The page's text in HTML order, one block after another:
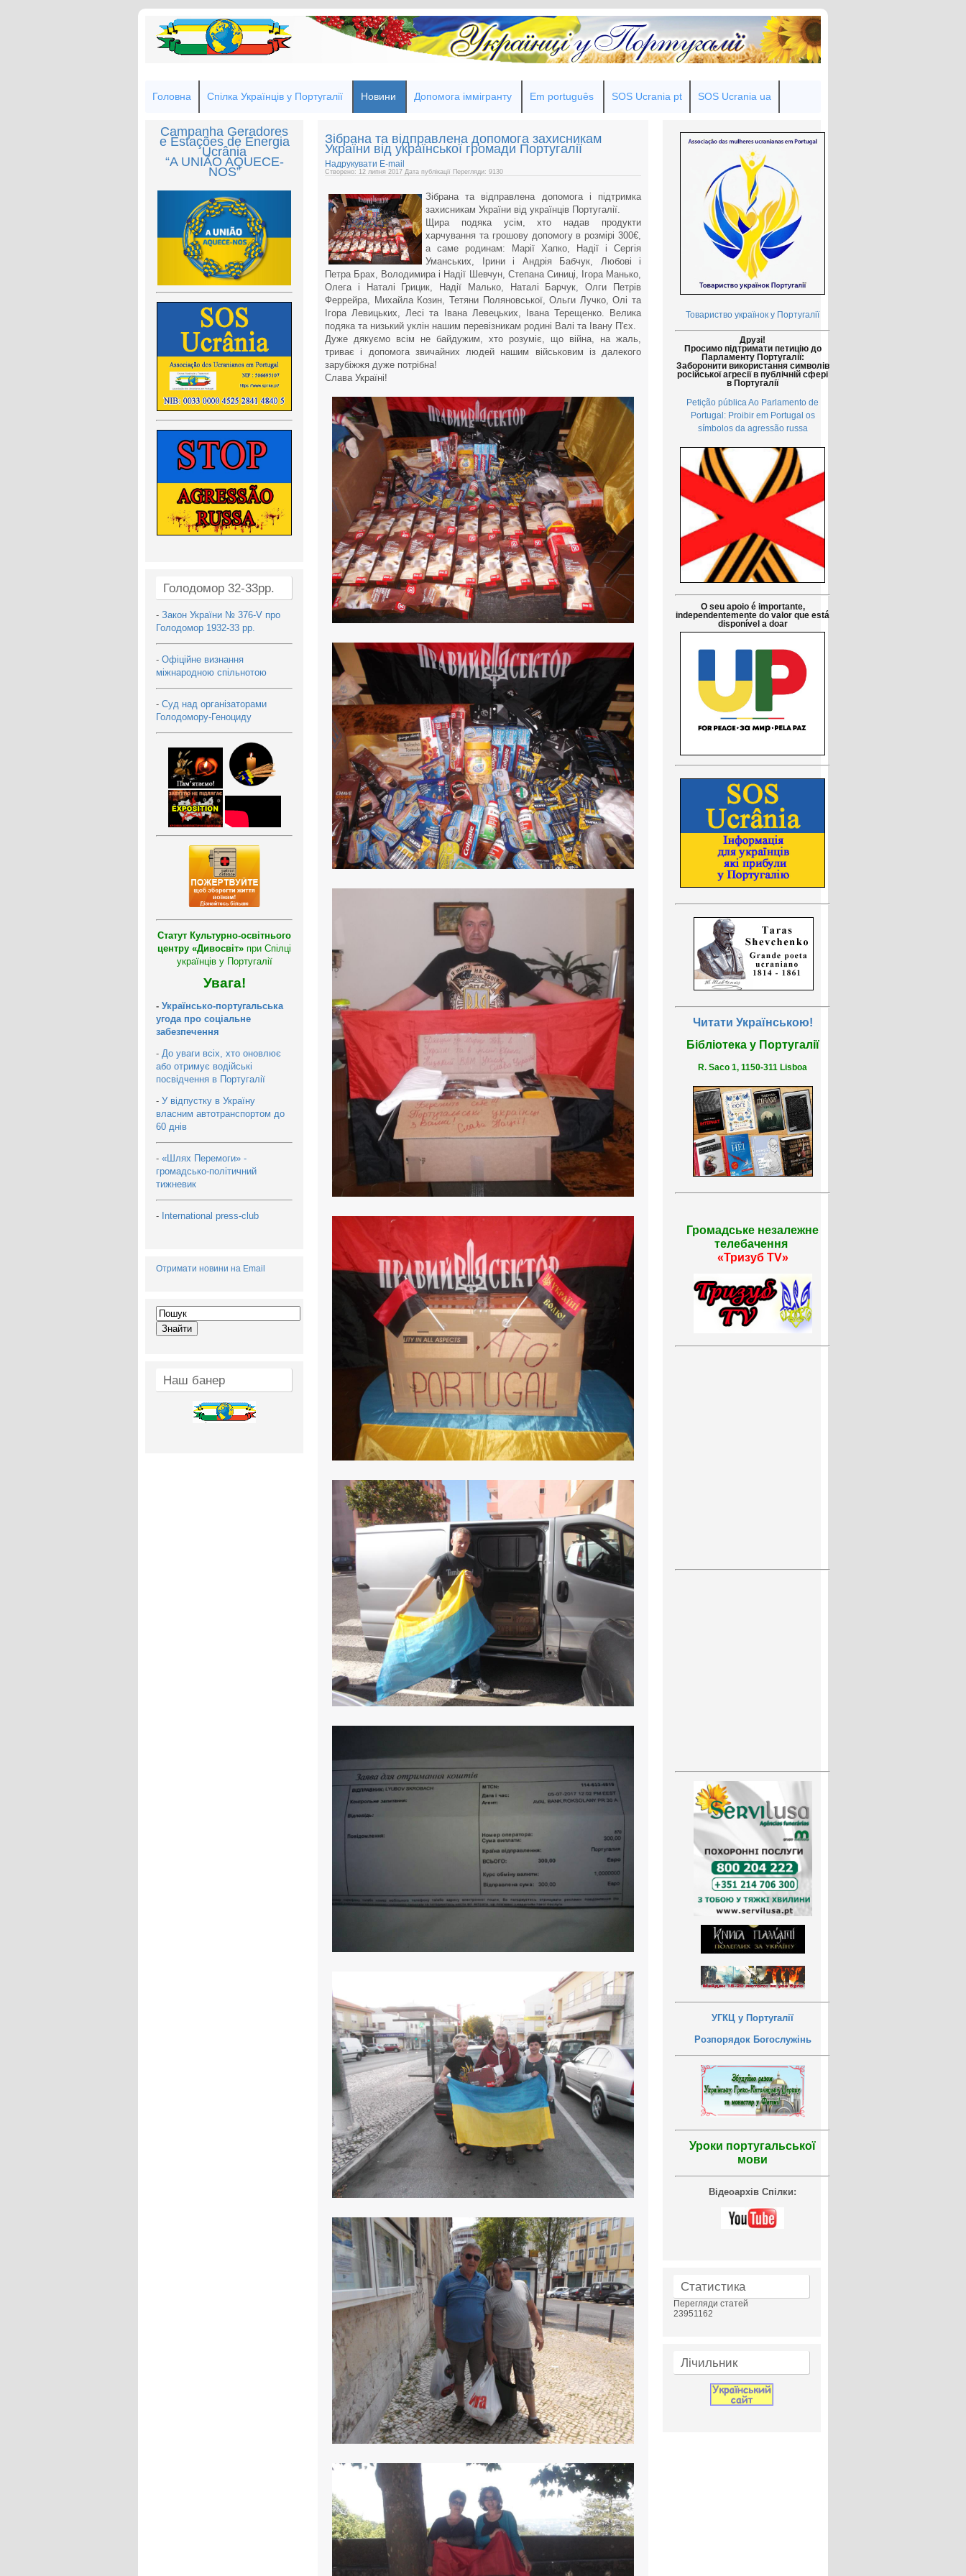
Головна Спілка Українців у Португалії Новини Допомога іммігранту Em português SOS Ucrania pt SOS Ucrania ua
Campanha Geradores
e Estações de Energia
Ucrânia
“A UNIÃO AQUECE-
NOS”
Голодомор 32-33рр.
- Закон України № 376-V про
Голодомор 1932-33 рр.
- Офіційне визнання
міжнародною спільнотою
- Суд над організаторами
Голодомору-Геноциду
Статут Культурно-освітнього
центру «Дивосвіт» при Спілці
українців у Португалії
Увага!
- Українсько-португальська
угода про соціальне
забезпечення
- До уваги всіх, хто оновлює
або отримує водійські
посвідчення в Португалії
- У відпустку в Україну
власним автотранспортом до
60 днів
- «Шлях Перемоги» -
громадсько-політичний
тижневик
- International press-club
Отримати новини на Email
Наш банер
Зібрана та відправлена допомога захисникам
України від української громади Португалії
Надрукувати E-mail
Створено: 12 липня 2017 Дата публікації Перегляди: 9130
Зібрана та відправлена допомога і підтримка
захисникам України від українців Португалії.
Щира подяка усім, хто надав продукти
харчування та грошову допомогу в розмірі 300€,
а саме родинам: Марії Хапко, Надії і Сергія
Уманських, Ірини і Андрія Бабчук, Любові і
Петра Брах, Володимира і Надії Шевчун, Степана Синиці, Ігора Манько,
Олега і Наталі Грицик, Надії Малько, Наталі Барчук, Олги Петрів
Феррейра, Михайла Козин, Тетяни Поляновської, Ольги Лучко, Олі та
Ігора Левицьких, Лесі та Івана Левецьких, Івана Терещенко. Велика
подяка та низький уклін нашим перевізникам родині Валі та Івану П'єх.
Дуже дякуємо всім не байдужим, хто розуміє, що війна, на жаль,
триває і допомога звичайних людей нашим військовим із далекого
зарубіжжя дуже потрібна!
Слава Україні!
Товариство українок у Португалії
Друзі!
Просимо підтримати петицію до
Парламенту Португалії:
Заборонити використання символів
російської агресії в публічній сфері
в Португалії
Petição pública Ao Parlamento de
Portugal: Proibir em Portugal os
símbolos da agressão russa
O seu apoio é importante,
independentemente do valor que está
disponível a doar
Читати Українською!
Бібліотека у Португалії
R. Saco 1, 1150-311 Lisboa
Громадське незалежне
телебачення
«Тризуб TV»
УГКЦ у Португалії
Розпорядок Богослужінь
Уроки португальської
мови
Відеоархів Спілки:
Статистика
Перегляди статей
23951162
Лічильник